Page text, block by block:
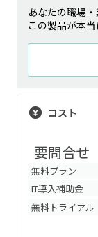
あなたの職場
この製品が本
コスト
要問合せ
無料プラン
IT導入補助金
無料トライアル